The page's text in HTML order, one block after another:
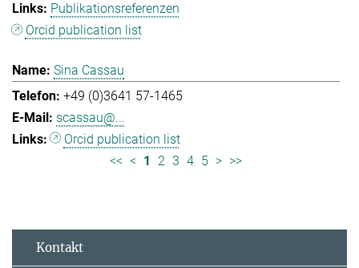
Publikationsreferenzen
Orcid publication list
Sina Cassau
+49 (0)3641 57-1465
scassau@...
Orcid publication list
<< < 1 2 3 4 5 > >>
Kontakt